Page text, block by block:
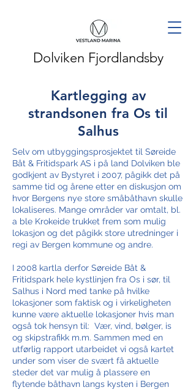
Dolviken Fjordlandsby
Kartlegging av
strandsonen fra Os til
Salhus
Selv om utbyggingsprosjektet til Søreide
Båt & Fritidspark AS i på land Dolviken ble
godkjent av Bystyret i 2007, pågikk det på
samme tid og årene etter en diskusjon om
hvor Bergens nye store småbåthavn skulle
lokaliseres. Mange områder var omtalt, bl.
a ble Krokeide trukket frem som mulig
lokasjon og det pågikk store utredninger i
regi av Bergen kommune og andre.
I 2008 kartla derfor Søreide Båt &
Fritidspark hele kystlinjen fra Os i sør, til
Salhus i Nord med tanke på hvilke
lokasjoner som faktisk og i virkeligheten
kunne være aktuelle lokasjoner hvis man
også tok hensyn til: Vær, vind, bølger, is
og skipstrafikk m.m. Sammen med en
utførlig rapport utarbeidet vi også kartet
under som viser de svært få aktuelle
steder det var mulig å plassere en
flytende båthavn langs kysten i Bergen